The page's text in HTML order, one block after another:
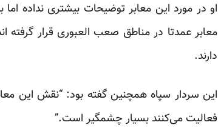
او در مورد این معابر توضیحات بیشتری نداده
معابر عمدتا در مناطق صعب العبوری قرار گرفته
دارند.
این سردار سپاه همچنین گفته بود: “نقش این
فعالیت می‌کنند بسیار چشمگیر است.”